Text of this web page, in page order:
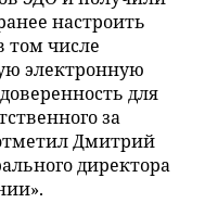
настроить
том числе
электронную
для
за
Дмитрий
директора